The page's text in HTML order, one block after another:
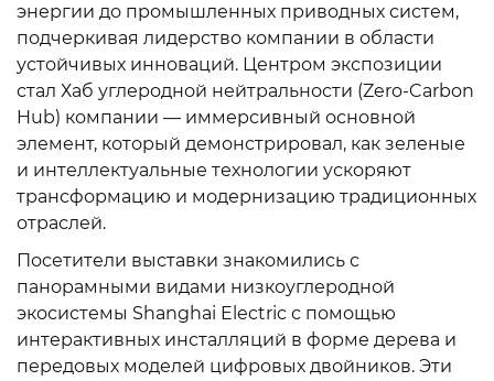
энергии до промышленных приводных систем,
подчеркивая лидерство компании в области
устойчивых инноваций. Центром экспозиции
стал Хаб углеродной нейтральности (Zero-Carbon
Hub) компании — иммерсивный основной
элемент, который демонстрировал, как зеленые
и интеллектуальные технологии ускоряют
трансформацию и модернизацию традиционных
отраслей.
Посетители выставки знакомились с
панорамными видами низкоуглеродной
экосистемы Shanghai Electric с помощью
интерактивных инсталляций в форме дерева и
передовых моделей цифровых двойников. Эти